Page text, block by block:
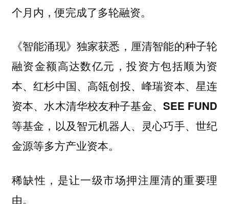
个月内，便完成了多轮融资。
《智能涌现》独家获悉， 厘清智能的种子轮
融资金额高达数亿元，投资方包括顺为资
本、红杉中国、高瓴创投、峰瑞资本、星连
资本、水木清华校友种子基金、SEE FUND
等基金，以及智元机器人、灵心巧手、世纪
金源等多方产业资本。
稀缺性，是让一级市场押注厘清的重要理
由。